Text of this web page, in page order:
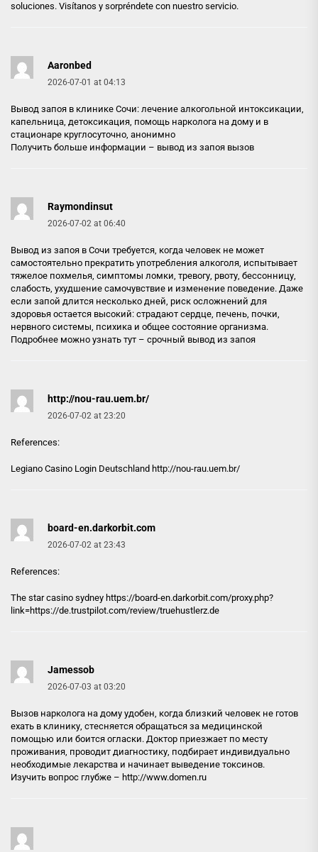
soluciones. Visítanos y sorpréndete con nuestro servicio.
Aaronbed
2026-07-01 at 04:13
Вывод запоя в клинике Сочи: лечение алкогольной интоксикации,
капельница, детоксикация, помощь нарколога на дому и в
стационаре круглосуточно, анонимно
Получить больше информации – вывод из запоя вызов
Raymondinsut
2026-07-02 at 06:40
Вывод из запоя в Сочи требуется, когда человек не может
самостоятельно прекратить употребления алкоголя, испытывает
тяжелое похмелья, симптомы ломки, тревогу, рвоту, бессонницу,
слабость, ухудшение самочувствие и изменение поведение. Даже
если запой длится несколько дней, риск осложнений для
здоровья остается высокий: страдают сердце, печень, почки,
нервного системы, психика и общее состояние организма.
Подробнее можно узнать тут – срочный вывод из запоя
http://nou-rau.uem.br/
2026-07-02 at 23:20
References:
Legiano Casino Login Deutschland http://nou-rau.uem.br/
board-en.darkorbit.com
2026-07-02 at 23:43
References:
The star casino sydney https://board-en.darkorbit.com/proxy.php?
link=https://de.trustpilot.com/review/truehustlerz.de
Jamessob
2026-07-03 at 03:20
Вызов нарколога на дому удобен, когда близкий человек не готов
ехать в клинику, стесняется обращаться за медицинской
помощью или боится огласки. Доктор приезжает по месту
проживания, проводит диагностику, подбирает индивидуально
необходимые лекарства и начинает выведение токсинов.
Изучить вопрос глубже – http://www.domen.ru